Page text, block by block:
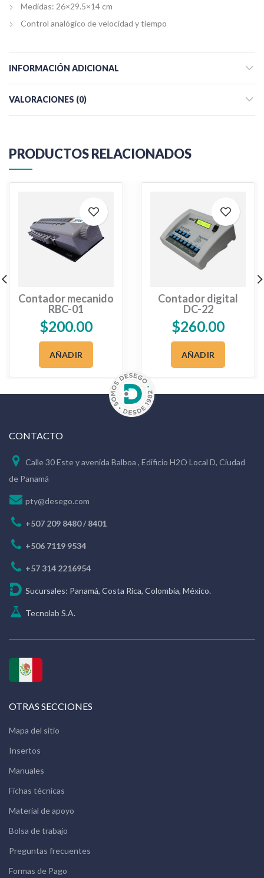
Medidas: 26×29.5×14 cm
Control analógico de velocidad y tiempo
INFORMACIÓN ADICIONAL
VALORACIONES (0)
PRODUCTOS RELACIONADOS
Contador mecanido
RBC-01
$200.00
AÑADIR
Contador digital
DC-22
$260.00
AÑADIR
CONTACTO
Calle 30 Este y avenida Balboa , Edificio H2O Local D, Ciudad
de Panamá
pty@desego.com
+507 209 8480 / 8401
+506 7119 9534
+57 314 2216954
Sucursales: Panamá, Costa Rica, Colombia, México.
Tecnolab S.A.
OTRAS SECCIONES
Mapa del sitio
Insertos
Manuales
Fichas técnicas
Material de apoyo
Bolsa de trabajo
Preguntas frecuentes
Formas de Pago